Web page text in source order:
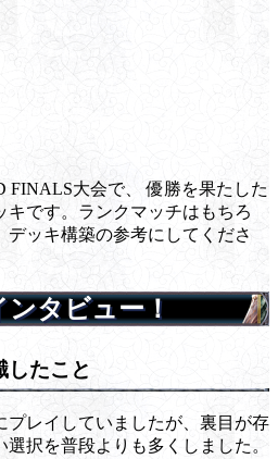
FINALS大会で、 優勝を果たした
です。ランクマッチはもちろ
デッキ構築の参考にしてくださ
タビュー！
したこと
プレイしていましたが、裏目が存
択を普段よりも多くしました。